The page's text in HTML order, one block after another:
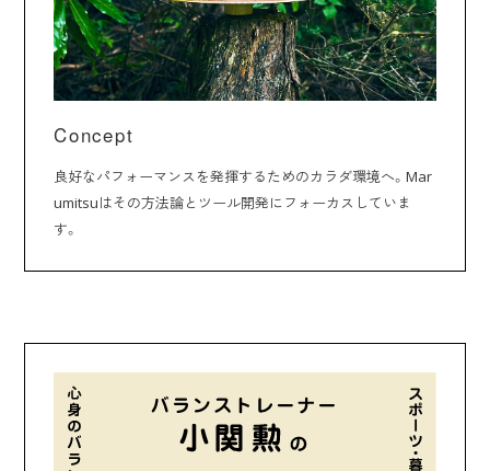
Concept
良好なパフォーマンスを発揮するためのカラダ環境へ。Mar
umitsuはその方法論とツール開発にフォーカスしていま
す。